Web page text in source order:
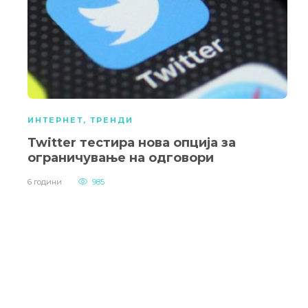
ИНТЕРНЕТ, ТРЕНДИ
Twitter тестира нова опција за
ограничување на одговори
6 години 985